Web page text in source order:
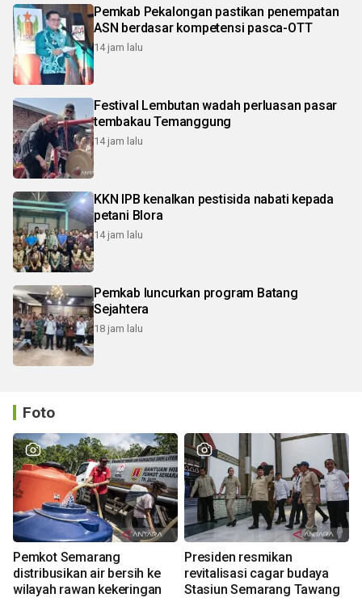
Pemkab Pekalongan pastikan penempatan
ASN berdasar kompetensi pasca-OTT
14 jam lalu
Festival Lembutan wadah perluasan pasar
tembakau Temanggung
14 jam lalu
KKN IPB kenalkan pestisida nabati kepada
petani Blora
14 jam lalu
Pemkab luncurkan program Batang
Sejahtera
18 jam lalu
Foto
Pemkot Semarang
distribusikan air bersih ke
wilayah rawan kekeringan
Presiden resmikan
revitalisasi cagar budaya
Stasiun Semarang Tawang